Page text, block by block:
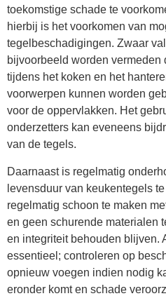
toekomstige schade te
hierbij is het voorkomen van
tegelbeschadigingen. Zwaar
bijvoorbeeld worden vermeden
tijdens het koken en het
voorwerpen kunnen worden
voor de oppervlakken. Het
onderzetters kan eveneens
van de tegels.
Daarnaast is regelmatig
levensduur van keukentegels
regelmatig schoon te maken
en geen schurende materialen
en integriteit behouden blijven.
essentieel; controleren op
opnieuw voegen indien nodig
eronder komt en schade